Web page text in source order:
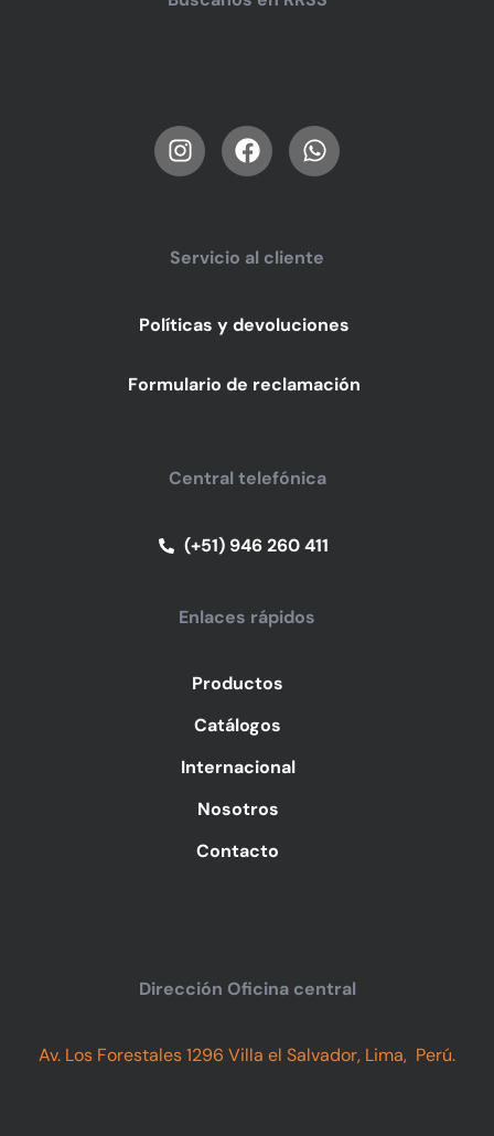
Servicio al cliente
Políticas y devoluciones
Formulario de reclamación
Central telefónica
(+51) 946 260 411
Enlaces rápidos
Productos
Catálogos
Internacional
Nosotros
Contacto
Dirección Oficina central
Av. Los Forestales 1296 Villa el Salvador, Lima, Perú.